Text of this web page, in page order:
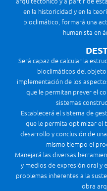
en la historicidad y en la
bioclimático, formará una
humanista en
Será capaz de calcular la
bioclimáticos del
implementación de los
que le permitan prever el
sistemas
Establecerá el sistema de
que le permita optimizar el
desarrollo y conclusión de
mismo tiempo el
Manejará las diversas
y medios de expresión oral y
problemas inherentes a la
obra